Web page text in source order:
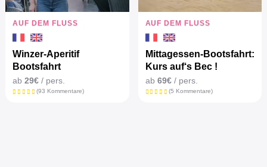
AUF DEM FLUSS
Winzer-Aperitif
Bootsfahrt
ab29€ / pers.
(93 Kommentare)
AUF DEM FLUSS
Mittagessen-Bootsfahrt:
Kurs auf‘s Bec !
ab 69€/ pers.
(5 Kommentare)